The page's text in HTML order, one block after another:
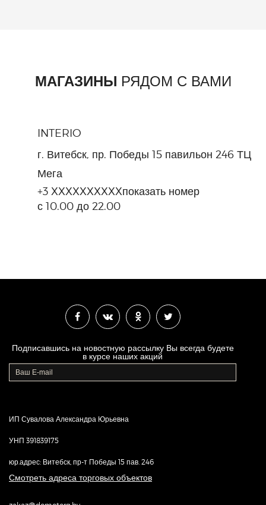
МАГАЗИНЫ РЯДОМ С ВАМИ
INTERIO
г. Витебск, пр. Победы 15 павильон 246 ТЦ
Мега
+3 XXXXXXXXXXпоказать номер
с 10.00 до 22.00
Подписавшись на новостную рассылку Вы всегда будете
в курсе наших акций
ИП Сувалова Александра Юрьевна
УНП 391839175
юр.адрес: Витебск, пр-т Победы 15 пав. 246
Смотреть адреса торговых объектов